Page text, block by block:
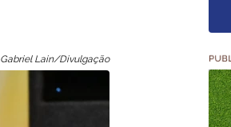
Gabriel Lain/Divulgação